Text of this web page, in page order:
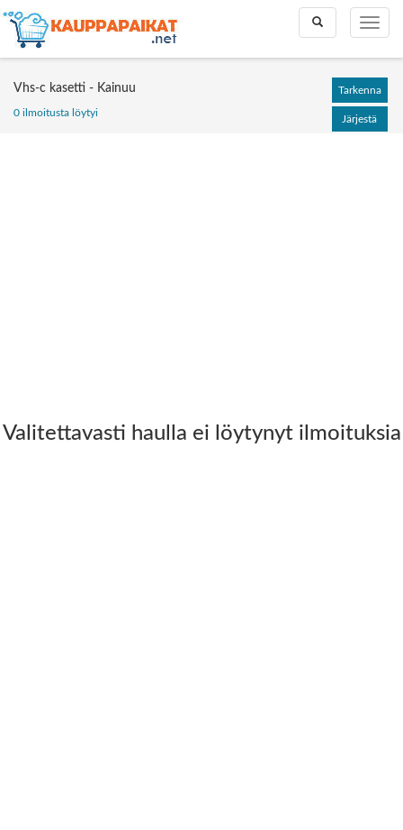
Toggle
Toggle
search
Vhs-c kasetti - Kainuu
0 ilmoitusta löytyi
Tarkenna
Järjestä
Valitettavasti haulla ei löytynyt ilmoituksia